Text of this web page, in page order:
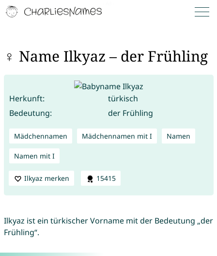
♀ Name Ilkyaz – der Frühling
Herkunft:
türkisch
Bedeutung:
der Frühling
Mädchennamen Mädchennamen mit I Namen
Namen mit I
Ilkyaz merken 15415
Ilkyaz ist ein türkischer Vorname mit der Bedeutung „der
Frühling“.